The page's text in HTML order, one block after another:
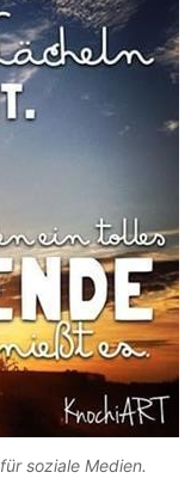
soziale Medien.